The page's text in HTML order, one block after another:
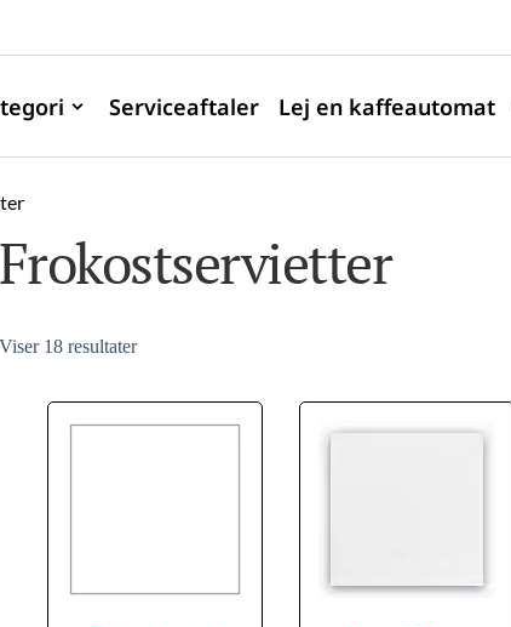
Serviceaftaler Lej en kaffeautomat
Frokostservietter
Viser 18 resultater